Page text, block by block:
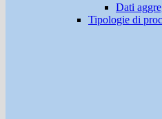
Dati
Tipologie di